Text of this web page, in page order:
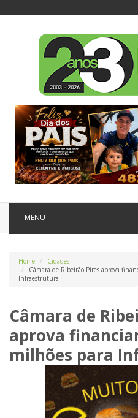
MENU
Home
Cidades
Câmara de Ribeirão Pires aprova
Infraestrutura
Câmara de
aprova
milhões para